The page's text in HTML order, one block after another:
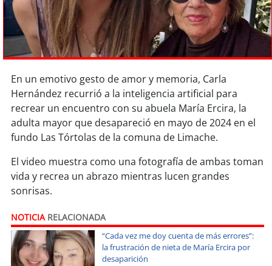
soychile
soyarica
soyiquique
soy calama
soyantofagasta
soy copiapó
soyquillota
soysanantonio
En un emotivo gesto de amor y memoria, Carla
Hernández recurrió a la inteligencia artificial para
recrear un encuentro con su abuela María Ercira, la
adulta mayor que desapareció en mayo de 2024 en el
fundo Las Tórtolas de la comuna de Limache.
El video muestra como una fotografía de ambas toman
vida y recrea un abrazo mientras lucen grandes
sonrisas.
NOTICIARELACIONADA
“Cada vez me doy cuenta de más errores”:
la frustración de nieta de María Ercira por
desaparición